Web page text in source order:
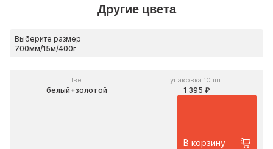
Другие цвета
Выберите размер
Цвет
белый+золотой
упаковка 10 шт.
1 395 ₽
В корзину